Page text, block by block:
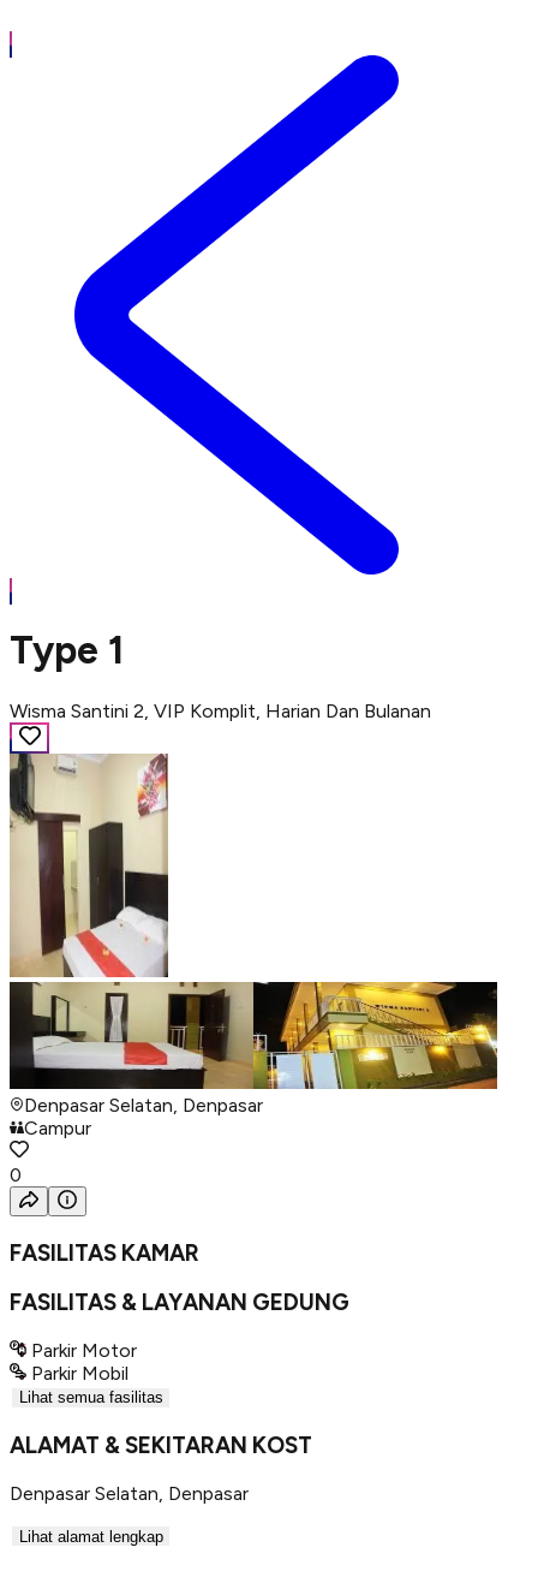
Type 1
Wisma Santini 2, VIP Komplit, Harian Dan Bulanan
Denpasar Selatan, Denpasar
Campur
0
FASILITAS KAMAR
FASILITAS & LAYANAN GEDUNG
Parkir Motor
Parkir Mobil
Lihat semua fasilitas
ALAMAT & SEKITARAN KOST
Denpasar Selatan, Denpasar
Lihat alamat lengkap